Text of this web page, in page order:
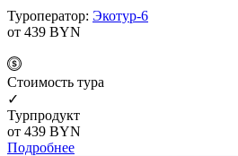
Туроператор: Экотур-6
от 439 BYN
Cтоимость тура
✓
Турпродукт
от 439 BYN
Подробнее